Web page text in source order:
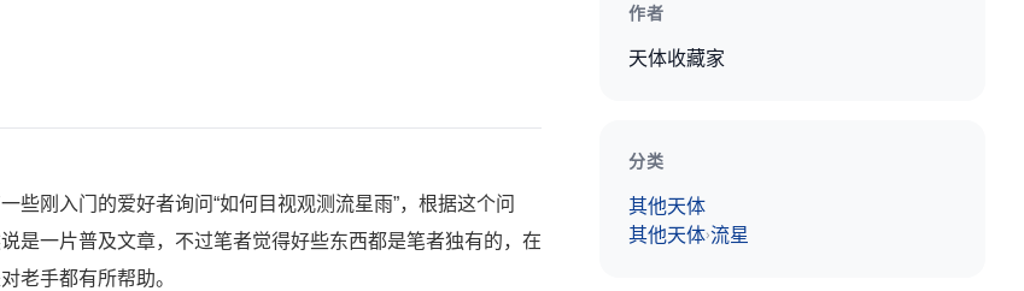
刚入门的爱好者询问“如何目视观测流星雨”，根据这个问
是一片普及文章，不过笔者觉得好些东西都是笔者独有的，在
老手都有所帮助。
作者
天体收藏家
分类
其他天体
其他天体›流星